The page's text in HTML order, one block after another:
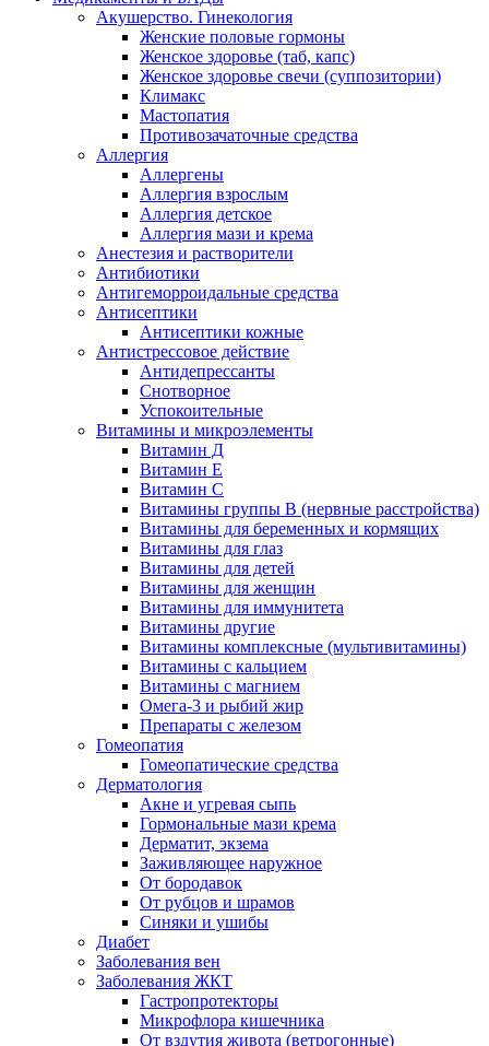
Акушерство. Гинекология
Женские половые гормоны
Женское здоровье (таб, капс)
Женское здоровье свечи (суппозитории)
Климакс
Мастопатия
Противозачаточные средства
Аллергия
Аллергены
Аллергия взрослым
Аллергия детское
Аллергия мази и крема
Анестезия и растворители
Антибиотики
Антигеморроидальные средства
Антисептики
Антисептики кожные
Антистрессовое действие
Антидепрессанты
Снотворное
Успокоительные
Витамины и микроэлементы
Витамин Д
Витамин Е
Витамин С
Витамины группы В (нервные расстройства)
Витамины для беременных и кормящих
Витамины для глаз
Витамины для детей
Витамины для женщин
Витамины для иммунитета
Витамины другие
Витамины комплексные (мультивитамины)
Витамины с кальцием
Витамины с магнием
Омега-3 и рыбий жир
Препараты с железом
Гомеопатия
Гомеопатические средства
Дерматология
Акне и угревая сыпь
Гормональные мази крема
Дерматит, экзема
Заживляющее наружное
От бородавок
От рубцов и шрамов
Синяки и ушибы
Диабет
Заболевания вен
Заболевания ЖКТ
Гастропротекторы
Микрофлора кишечника
От вздутия живота (ветрогонные)